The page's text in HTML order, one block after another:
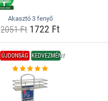
Akasztó 3 fenyő
2051 Ft1722 Ft
ÚJDONSÁG KEDVEZMÉNY